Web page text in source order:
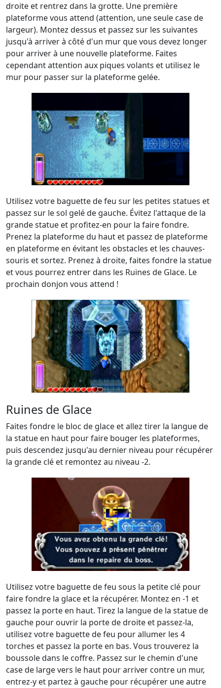
droite et rentrez dans la grotte. Une première
plateforme vous attend (attention, une seule case de
largeur). Montez dessus et passez sur les suivantes
jusqu'à arriver à côté d'un mur que vous devez longer
pour arriver à une nouvelle plateforme. Faites
cependant attention aux piques volants et utilisez le
mur pour passer sur la plateforme gelée.
Utilisez votre baguette de feu sur les petites statues et
passez sur le sol gelé de gauche. Évitez l'attaque de la
grande statue et profitez-en pour la faire fondre.
Prenez la plateforme du haut et passez de plateforme
en plateforme en évitant les obstacles et les chauves-
souris et sortez. Prenez à droite, faites fondre la statue
et vous pourrez entrer dans les Ruines de Glace. Le
prochain donjon vous attend !
Ruines de Glace
Faites fondre le bloc de glace et allez tirer la langue de
la statue en haut pour faire bouger les plateformes,
puis descendez jusqu'au dernier niveau pour récupérer
la grande clé et remontez au niveau -2.
Utilisez votre baguette de feu sous la petite clé pour
faire fondre la glace et la récupérer. Montez en -1 et
passez la porte en haut. Tirez la langue de la statue de
gauche pour ouvrir la porte de droite et passez-la,
utilisez votre baguette de feu pour allumer les 4
torches et passez la porte en bas. Vous trouverez la
boussole dans le coffre. Passez sur le chemin d'une
case de large vers le haut pour arriver contre un mur,
entrez-y et partez à gauche pour récupérer une autre